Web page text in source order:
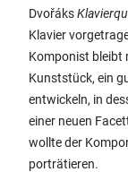
Dvořáks
Klavier
Komponist bleibt
Kunststück, ein
entwickeln, in
einer neuen
wollte der
porträtieren.